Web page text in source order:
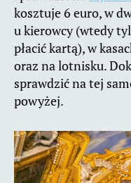
kosztuje 6 euro, w
u kierowcy (wtedy
płacić kartą), w
oraz na lotnisku.
sprawdzić na tej
powyżej.